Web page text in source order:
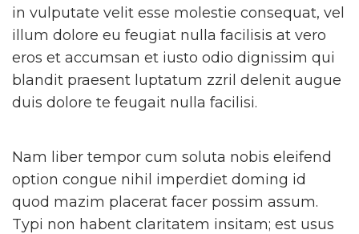
in vulputate velit esse molestie consequat, vel
illum dolore eu feugiat nulla facilisis at vero
eros et accumsan et iusto odio dignissim qui
blandit praesent luptatum zzril delenit augue
duis dolore te feugait nulla facilisi.
Nam liber tempor cum soluta nobis eleifend
option congue nihil imperdiet doming id
quod mazim placerat facer possim assum.
Typi non habent claritatem insitam; est usus